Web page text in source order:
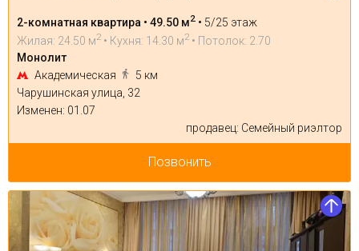
2-комнатная квартира • 49.50 м2 • 5/25 этаж
Жилая: 24.50 м2 • Кухня: 14.30 м2 • Потолок: 2.70
Монолит
Академическая
5 км
Чарушинская улица, 32
Изменен: 01.07
продавец: Семейный риэлтор
Позвонить